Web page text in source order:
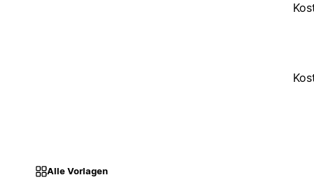
Alle Vorlagen